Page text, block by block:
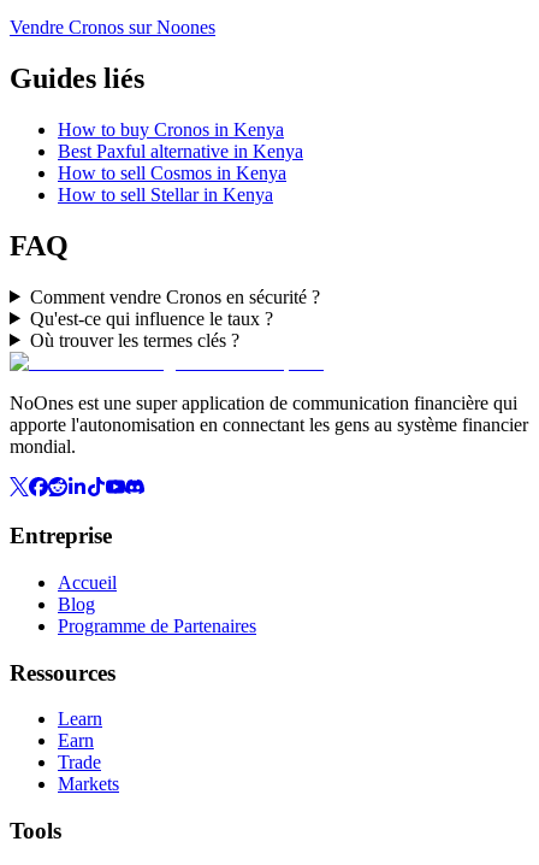
Vendre Cronos sur Noones
Guides liés
How to buy Cronos in Kenya
Best Paxful alternative in Kenya
How to sell Cosmos in Kenya
How to sell Stellar in Kenya
FAQ
Comment vendre Cronos en sécurité ?
Qu'est-ce qui influence le taux ?
Où trouver les termes clés ?
NoOnes est une super application de communication financière qui
apporte l'autonomisation en connectant les gens au système financier
mondial.
Entreprise
Accueil
Blog
Programme de Partenaires
Ressources
Learn
Earn
Trade
Markets
Tools